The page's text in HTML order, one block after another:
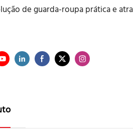
de guarda-roupa prática e